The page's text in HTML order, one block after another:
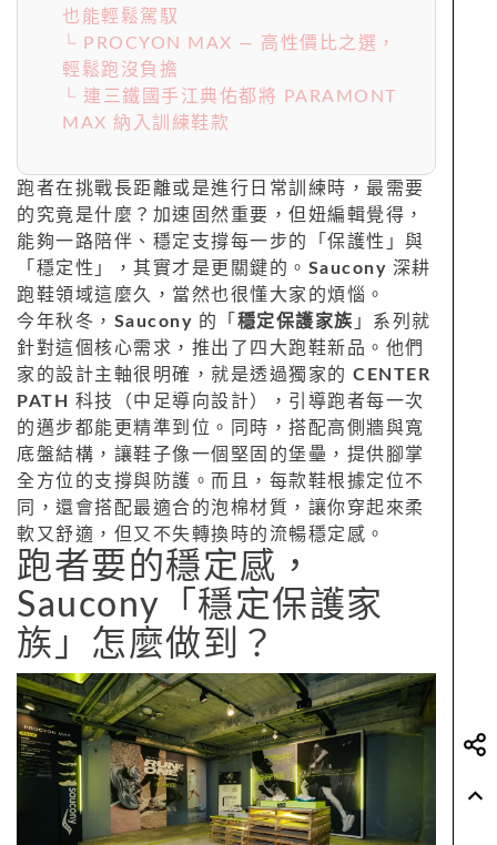
也能輕鬆駕馭
└ PROCYON MAX — 高性價比之選，
輕鬆跑沒負擔
└ 連三鐵國手江典佑都將 PARAMONT
MAX 納入訓練鞋款
跑者在挑戰長距離或是進行日常訓練時，最需要
的究竟是什麼？加速固然重要，但妞編輯覺得，
能夠一路陪伴、穩定支撐每一步的「保護性」與
「穩定性」，其實才是更關鍵的。 Saucony 深耕
跑鞋領域這麼久，當然也很懂大家的煩惱。
今年秋冬， Saucony 的「 穩定保護家族 」系列就
針對這個核心需求，推出了四大跑鞋新品。他們
家的設計主軸很明確，就是透過獨家的 CENTER
PATH
科技（中足導向設計），引導跑者每一次
的邁步都能更精準到位。同時，搭配高側牆與寬
底盤結構，讓鞋子像一個堅固的堡壘，提供腳掌
全方位的支撐與防護。而且，每款鞋根據定位不
同，還會搭配最適合的泡棉材質，讓你穿起來柔
軟又舒適，但又不失轉換時的流暢穩定感。
跑者要的穩定感，
Saucony「穩定保護家
族」怎麼做到？